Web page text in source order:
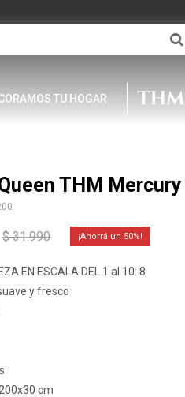
TU HOGAR
THM Mercury
$ 31.990 50
EN ESCALA DEL 1 al 10: 8
y fresco
cm